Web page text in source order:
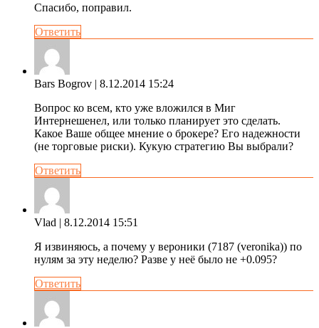
Спасибо, поправил.
Ответить
Bars Bogrov | 8.12.2014 15:24
Вопрос ко всем, кто уже вложился в Миг
Интернешенел, или только планирует это сделать.
Какое Ваше общее мнение о брокере? Его надежности
(не торговые риски). Кукую стратегию Вы выбрали?
Ответить
Vlad | 8.12.2014 15:51
Я извиняюсь, а почему у вероники (7187 (veronika)) по
нулям за эту неделю? Разве у неё было не +0.095?
Ответить